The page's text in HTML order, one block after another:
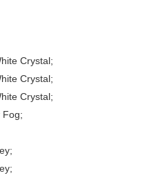
Сrystal;
Сrystal;
Сrystal;